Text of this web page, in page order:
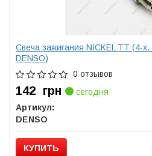
Свеча зажигания NICKEL TT (4-х.
DENSO)
0 отзывов
142 грн
сегодня
Артикул:
DENSO
КУПИТЬ